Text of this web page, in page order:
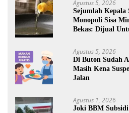
Agustus 5, 2026
Sejumlah Kepala
Monopoli Sisa
Bekas: Dijual
Agustus 5, 2026
Di Buton Sudah
Masih Kena
Jalan
Agustus 1, 2026
Joki BBM